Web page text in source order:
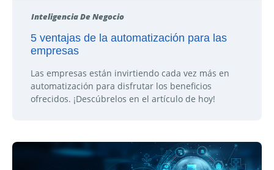
Inteligencia De Negocio
5 ventajas de la automatización para las
empresas
Las empresas están invirtiendo cada vez más en
automatización para disfrutar los beneficios
ofrecidos. ¡Descúbrelos en el artículo de hoy!